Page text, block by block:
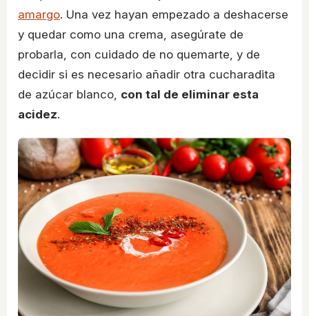
amargo. Una vez hayan empezado a deshacerse
y quedar como una crema, asegúrate de
probarla, con cuidado de no quemarte, y de
decidir si es necesario añadir otra cucharadita
de azúcar blanco, con tal de eliminar esta
acidez.